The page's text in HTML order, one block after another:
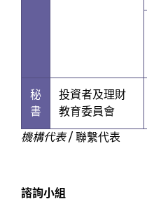
秘
書
投資者及理財
教育委員會
機構代表/ 聯繫代表
諮詢小組